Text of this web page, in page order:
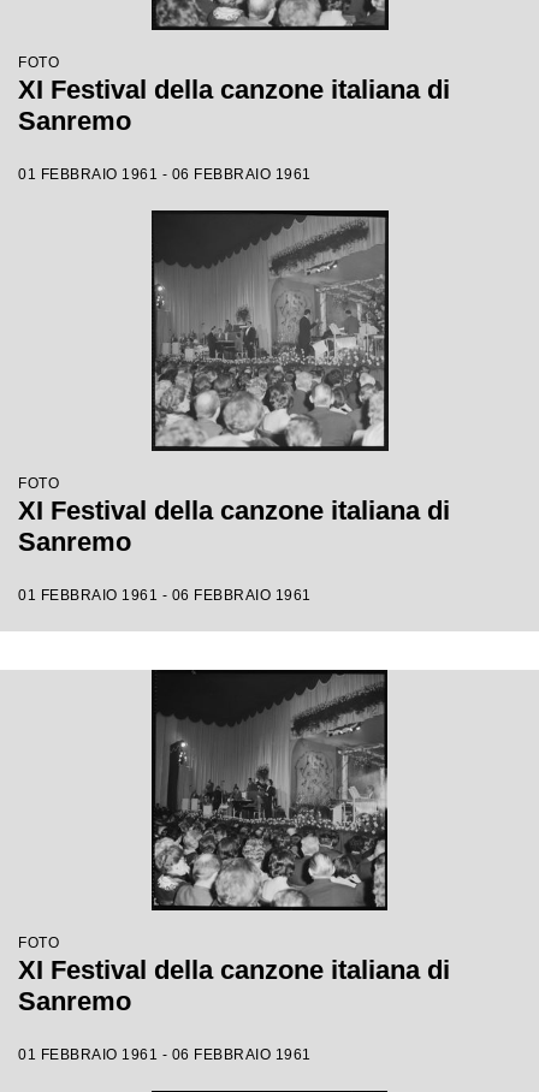
FOTO
XI Festival della canzone italiana di
Sanremo
01 FEBBRAIO 1961 - 06 FEBBRAIO 1961
FOTO
XI Festival della canzone italiana di
Sanremo
01 FEBBRAIO 1961 - 06 FEBBRAIO 1961
FOTO
XI Festival della canzone italiana di
Sanremo
01 FEBBRAIO 1961 - 06 FEBBRAIO 1961